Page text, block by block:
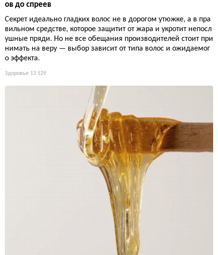
ов до спреев
Секрет идеально гладких волос не в дорогом утюжке, а в пра
вильном средстве, которое защитит от жара и укротит непосл
ушные пряди. Но не все обещания производителей стоит при
нимать на веру — выбор зависит от типа волос и ожидаемог
о эффекта.
Здоровье 13 529